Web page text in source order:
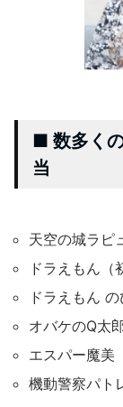
■ 数多く
当
天空の城ラピ
ドラえもん（
ドラえもん
オバケのQ太
エスパー魔美
機動警察パト